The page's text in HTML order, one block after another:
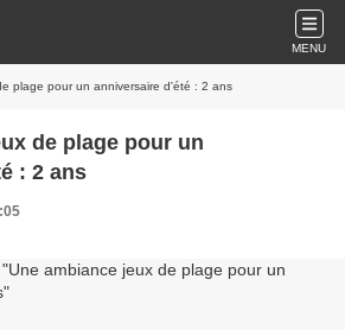
MENU
plage pour un anniversaire d'été : 2 ans
de plage pour un
: 2 ans